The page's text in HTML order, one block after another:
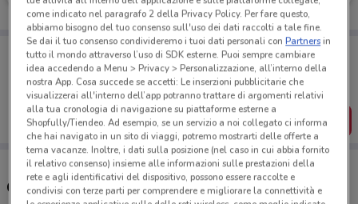
Porta DoveConviene sempre con te!
Puoi trovare le migliori offerte dei negozi vicino a te,
salvarle e creare la tua lista del risparmio, comodamente
dal tuo cellulare.
SCARICA L’APP
Orari e Negozi Giocheria
come indicato nel paragrafo 2 della Privacy Policy. Per fare questo,
abbiamo bisogno del tuo consenso sull'uso dei dati raccolti a tale fine.
Se dai il tuo consenso condivideremo i tuoi dati personali conPartnersin
tutto il mondo attraverso l’uso di SDK esterne. Puoi sempre cambiare
idea accedendo a Menu > Privacy > Personalizzazione, all’interno della
nostra App. Cosa succede se accetti: Le inserzioni pubblicitarie che
visualizzerai all'interno dell’app potranno trattare di argomenti relativi
alla tua cronologia di navigazione su piattaforme esterne a
Shopfully/Tiendeo. Ad esempio, se un servizio a noi collegato ci informa
che hai navigato in un sito di viaggi, potremo mostrarti delle offerte a
tema vacanze. Inoltre, i dati sulla posizione (nel caso in cui abbia fornito
il relativo consenso) insieme alle informazioni sulle prestazioni della
rete e agli identificativi del dispositivo, possono essere raccolte e
condivisi con terze parti per comprendere e migliorare la connettività e